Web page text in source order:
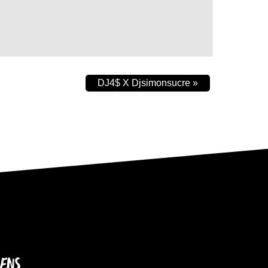
DJ4$ X Djsimonsucre »